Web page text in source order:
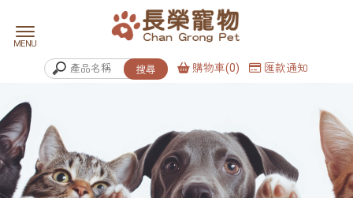
購物車(0) 匯款通知